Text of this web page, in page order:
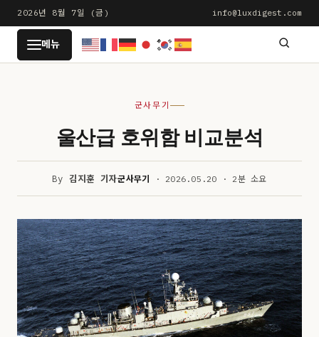
문
로
2026년 8월 7일 (금) info@luxdigest.com
LUXDIGEST
메뉴
군사무기
울산급 호위함 비교분석
By김지훈 기자군사무기 · 2026.05.20 · 2분 소요